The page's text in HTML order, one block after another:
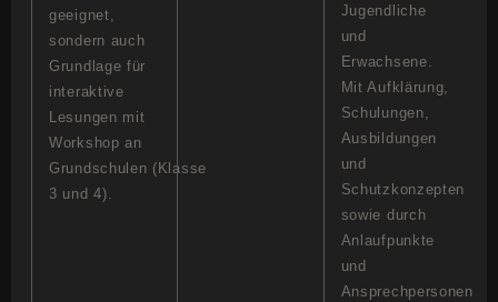
geeignet,
sondern auch
Grundlage für
interaktive
Lesungen mit
Workshop an
Grundschulen (Klasse
3 und 4).
Jugendliche
und
Erwachsene.
Mit Aufklärung,
Schulungen,
Ausbildungen
und
Schutzkonzepten
sowie durch
Anlaufpunkte
und
Ansprechpersonen